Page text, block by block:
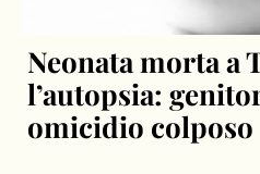
Neonata morta a
l’autopsia:
omicidio colposo